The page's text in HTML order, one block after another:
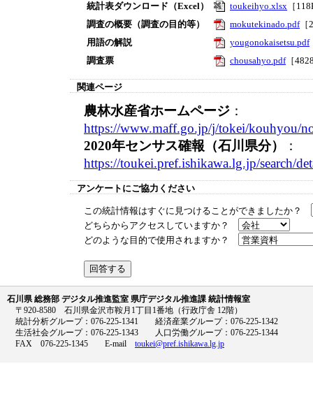
統計表ダウンロード（Excel）
toukeihyo.xlsx ［
調査の概要（調査の目的等）
mokutekinado.pdf［
用語の解説
yougonokaisetsu.pdf
調査票
chousahyo.pdf［
関連ページ
農林水産省ホームページ ：
https://www.maff.go.jp/j/tokei/kouhyou/
2020年センサス確報（石川県分）
：
https://toukei.pref.ishikawa.lg.jp/search/
アンケートにご協力ください
この統計情報はすぐに見つけることができましたか？
どちらからアクセスしていますか？
どのような目的で使用されますか？
石川県 総務部 デジタル推進監室 県庁デジタル推進課 統計情報室
〒920-8580 石川県金沢市鞍月1丁目1番地（行政庁舎 12階）
統計分析グループ：076-225-1341 経済産業グループ：076-225-1342
生活社会グループ：076-225-1343 人口労働グループ：076-225-1344
FAX 076-225-1345 E-mail toukei@pref.ishikawa.lg.jp